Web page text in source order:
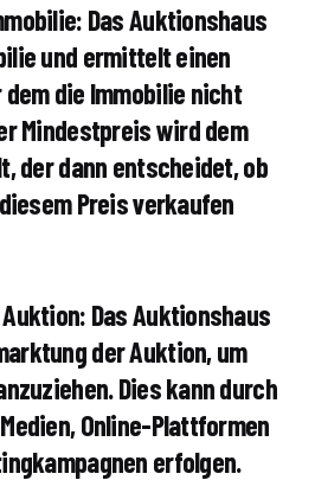
Das Auktionshaus
und ermittelt einen
die Immobilie nicht
Mindestpreis wird dem
der dann entscheidet, ob
Preis verkaufen
Das Auktionshaus
der Auktion, um
Dies kann durch
Online-Plattformen
erfolgen.